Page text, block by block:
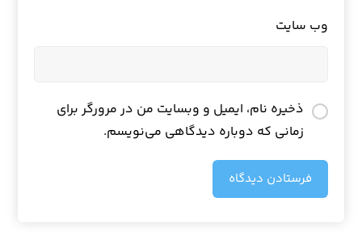
وب‌ سایت
ذخیره نام، ایمیل و وبسایت من در مرورگر برای
زمانی که دوباره دیدگاهی می‌نویسم.
فرستادن دیدگاه